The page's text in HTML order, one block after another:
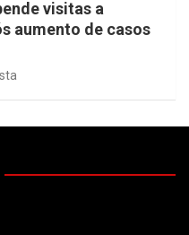
visitas a
aumento de casos